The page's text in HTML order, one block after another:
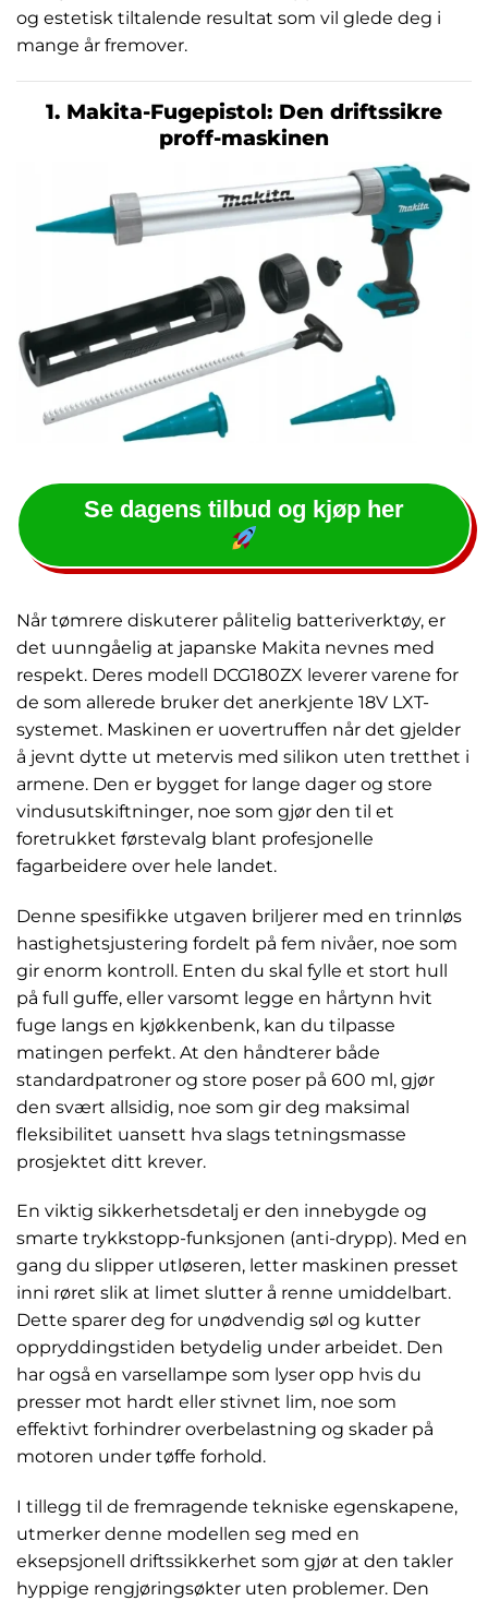
og estetisk tiltalende resultat som vil glede deg i
mange år fremover.
1. Makita-Fugepistol: Den driftssikre
proff-maskinen
Se dagens tilbud og kjøp her
Når tømrere diskuterer pålitelig batteriverktøy, er
det uunngåelig at japanske Makita nevnes med
respekt. Deres modell DCG180ZX leverer varene for
de som allerede bruker det anerkjente 18V LXT-
systemet. Maskinen er uovertruffen når det gjelder
å jevnt dytte ut metervis med silikon uten tretthet i
armene. Den er bygget for lange dager og store
vindusutskiftninger, noe som gjør den til et
foretrukket førstevalg blant profesjonelle
fagarbeidere over hele landet.
Denne spesifikke utgaven briljerer med en trinnløs
hastighetsjustering fordelt på fem nivåer, noe som
gir enorm kontroll. Enten du skal fylle et stort hull
på full guffe, eller varsomt legge en hårtynn hvit
fuge langs en kjøkkenbenk, kan du tilpasse
matingen perfekt. At den håndterer både
standardpatroner og store poser på 600 ml, gjør
den svært allsidig, noe som gir deg maksimal
fleksibilitet uansett hva slags tetningsmasse
prosjektet ditt krever.
En viktig sikkerhetsdetalj er den innebygde og
smarte trykkstopp-funksjonen (anti-drypp). Med en
gang du slipper utløseren, letter maskinen presset
inni røret slik at limet slutter å renne umiddelbart.
Dette sparer deg for unødvendig søl og kutter
oppryddingstiden betydelig under arbeidet. Den
har også en varsellampe som lyser opp hvis du
presser mot hardt eller stivnet lim, noe som
effektivt forhindrer overbelastning og skader på
motoren under tøffe forhold.
I tillegg til de fremragende tekniske egenskapene,
utmerker denne modellen seg med en
eksepsjonell driftssikkerhet som gjør at den takler
hyppige rengjøringsøkter uten problemer. Den